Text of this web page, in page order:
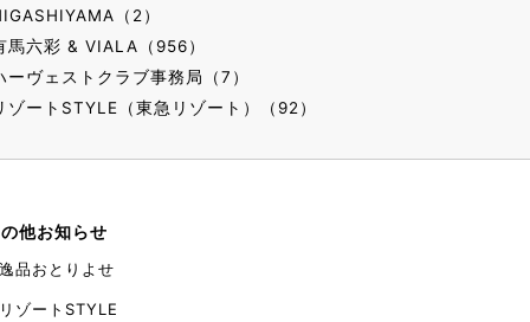
（2）
馬六彩 & VIALA（956）
ーヴェストクラブ事務局（7）
ゾートSTYLE（東急リゾート）（92）
他お知らせ
逸品おとりよせ
リゾートSTYLE